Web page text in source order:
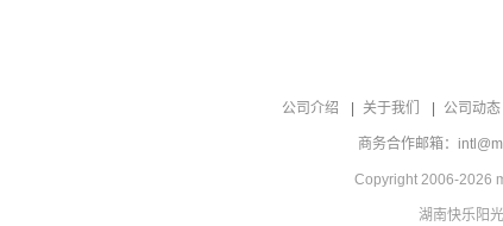
公司介绍 关于我们 公司动态
商务合作邮箱：
Copyright 2006-2026
湖南快乐阳